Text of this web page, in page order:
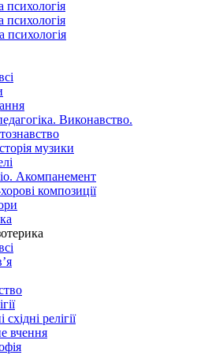
психологія
психологія
психологія
Виконавство.
музики
Акомпанемент
композиції
релігії
вчення